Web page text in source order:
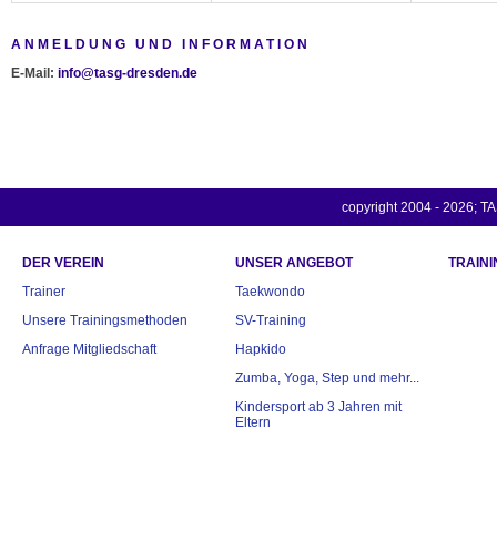
ANMELDUNG UND INFORMATION
E-Mail: info@tasg-dresden.de
copyright 2004 - 2026;
DER VEREIN
Trainer
Unsere Trainingsmethoden
Anfrage Mitgliedschaft
UNSER ANGEBOT
Taekwondo
SV-Training
Hapkido
Zumba, Yoga, Step und mehr...
Kindersport ab 3 Jahren mit
Eltern